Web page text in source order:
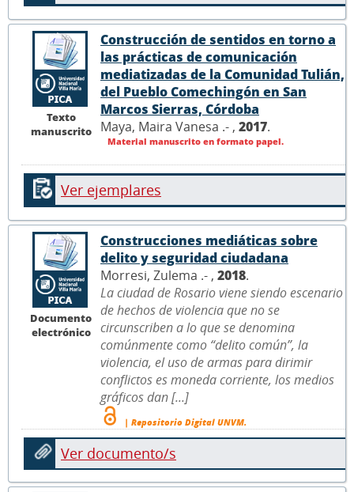
Texto
manuscrito
Construcción de sentidos en torno a
las prácticas de comunicación
mediatizadas de la Comunidad Tulián,
del Pueblo Comechingón en San
Marcos Sierras, Córdoba
Maya, Maira Vanesa .- , 2017.
Material manuscrito en formato papel.
Ver ejemplares
Documento
electrónico
Construcciones mediáticas sobre
delito y seguridad ciudadana
Morresi, Zulema .- , 2018.
La ciudad de Rosario viene siendo escenario
de hechos de violencia que no se
circunscriben a lo que se denomina
comúnmente como “delito común”, la
violencia, el uso de armas para dirimir
conflictos es moneda corriente, los medios
gráficos dan [...]
| Repositorio Digital UNVM.
Ver documento/s